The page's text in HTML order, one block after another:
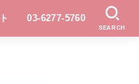
03-6277-5760
SEARCH